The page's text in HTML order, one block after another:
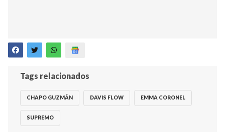
Tags relacionados
CHAPO GUZMÁN DAVIS FLOW EMMA CORONEL
SUPREMO